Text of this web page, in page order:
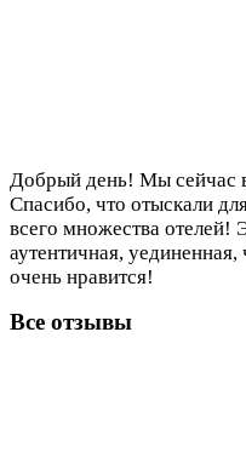
Добрый день! Мы сейчас
Спасибо, что отыскали
всего множества отелей!
аутентичная,
очень нравится!
Все отзывы